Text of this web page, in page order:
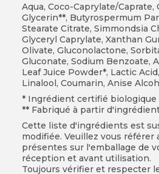
Aqua, Coco-Caprylate/Caprate,
Glycerin**, Butyrospermum
Stearate Citrate, Simmondsia
Glyceryl Caprylate, Xanthan
Olivate, Gluconolactone,
Gluconate, Sodium Benzoate,
Leaf Juice Powder*, Lactic
Linalool, Coumarin, Anise
* Ingrédient certifié biologique
** Fabriqué à partir
Cette liste d'ingrédients est
modifiée. Veuillez vous référer
présentes sur l'emballage de
réception et avant utilisation.
Toujours vérifier et respecter